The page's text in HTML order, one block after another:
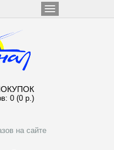
0 (0 р.)
на сайте